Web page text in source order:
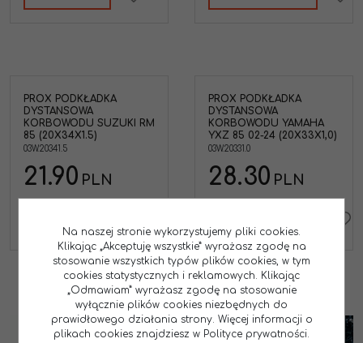
PROX PODKŁADKA
DYSTANSOWA
KORBOWODU SUZUKI RM
85 (20X34X1.5)
03W.20341.5
21.90 PLN
PROX PODKŁADKA
DYSTANSOWA
KORBOWODU YAMAHA
YXZ 85 02-24 (20X33X1,0)
03W.20331.0
28.30 PLN
Na naszej stronie wykorzystujemy pliki cookies.
Klikając „Akceptuję wszystkie” wyrażasz zgodę na
stosowanie wszystkich typów plików cookies, w tym
cookies statystycznych i reklamowych. Klikając
„Odmawiam” wyrażasz zgodę na stosowanie
wyłącznie plików cookies niezbędnych do
prawidłowego działania strony. Więcej informacji o
plikach cookies znajdziesz w Polityce prywatności.